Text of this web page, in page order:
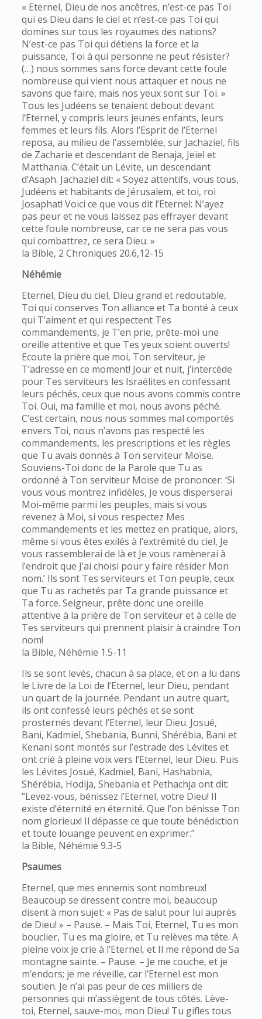
« Eternel, Dieu de nos ancêtres, n’est-ce pas Toi
qui es Dieu dans le ciel et n’est-ce pas Toi qui
domines sur tous les royaumes des nations?
N’est-ce pas Toi qui détiens la force et la
puissance, Toi à qui personne ne peut résister?
(…) nous sommes sans force devant cette foule
nombreuse qui vient nous attaquer et nous ne
savons que faire, mais nos yeux sont sur Toi. »
Tous les Judéens se tenaient debout devant
l’Eternel, y compris leurs jeunes enfants, leurs
femmes et leurs fils. Alors l’Esprit de l’Eternel
reposa, au milieu de l’assemblée, sur Jachaziel, fils
de Zacharie et descendant de Benaja, Jeïel et
Matthania. C’était un Lévite, un descendant
d’Asaph. Jachaziel dit: « Soyez attentifs, vous tous,
Judéens et habitants de Jérusalem, et toi, roi
Josaphat! Voici ce que vous dit l’Eternel: N’ayez
pas peur et ne vous laissez pas effrayer devant
cette foule nombreuse, car ce ne sera pas vous
qui combattrez, ce sera Dieu. »
la Bible, 2 Chroniques 20.6,12-15
Néhémie
Eternel, Dieu du ciel, Dieu grand et redoutable,
Toi qui conserves Ton alliance et Ta bonté à ceux
qui T’aiment et qui respectent Tes
commandements, je T’en prie, prête-moi une
oreille attentive et que Tes yeux soient ouverts!
Ecoute la prière que moi, Ton serviteur, je
T’adresse en ce moment! Jour et nuit, j’intercède
pour Tes serviteurs les Israélites en confessant
leurs péchés, ceux que nous avons commis contre
Toi. Oui, ma famille et moi, nous avons péché.
C’est certain, nous nous sommes mal comportés
envers Toi, nous n’avons pas respecté les
commandements, les prescriptions et les règles
que Tu avais donnés à Ton serviteur Moïse.
Souviens-Toi donc de la Parole que Tu as
ordonné à Ton serviteur Moïse de prononcer: ‘Si
vous vous montrez infidèles, Je vous disperserai
Moi-même parmi les peuples, mais si vous
revenez à Moi, si vous respectez Mes
commandements et les mettez en pratique, alors,
même si vous êtes exilés à l’extrémité du ciel, Je
vous rassemblerai de là et Je vous ramènerai à
l’endroit que J’ai choisi pour y faire résider Mon
nom.’ Ils sont Tes serviteurs et Ton peuple, ceux
que Tu as rachetés par Ta grande puissance et
Ta force. Seigneur, prête donc une oreille
attentive à la prière de Ton serviteur et à celle de
Tes serviteurs qui prennent plaisir à craindre Ton
nom!
la Bible, Néhémie 1.5-11
Ils se sont levés, chacun à sa place, et on a lu dans
le Livre de la Loi de l’Eternel, leur Dieu, pendant
un quart de la journée. Pendant un autre quart,
ils ont confessé leurs péchés et se sont
prosternés devant l’Eternel, leur Dieu. Josué,
Bani, Kadmiel, Shebania, Bunni, Shérébia, Bani et
Kenani sont montés sur l’estrade des Lévites et
ont crié à pleine voix vers l’Eternel, leur Dieu. Puis
les Lévites Josué, Kadmiel, Bani, Hashabnia,
Shérébia, Hodija, Shebania et Pethachja ont dit:
“Levez-vous, bénissez l’Eternel, votre Dieu! Il
existe d’éternité en éternité. Que l’on bénisse Ton
nom glorieux! Il dépasse ce que toute bénédiction
et toute louange peuvent en exprimer.”
la Bible, Néhémie 9.3-5
Psaumes
Eternel, que mes ennemis sont nombreux!
Beaucoup se dressent contre moi, beaucoup
disent à mon sujet: « Pas de salut pour lui auprès
de Dieu! » – Pause. – Mais Toi, Eternel, Tu es mon
bouclier, Tu es ma gloire, et Tu relèves ma tête. A
pleine voix je crie à l’Eternel, et Il me répond de Sa
montagne sainte. – Pause. – Je me couche, et je
m’endors; je me réveille, car l’Eternel est mon
soutien. Je n’ai pas peur de ces milliers de
personnes qui m’assiègent de tous côtés. Lève-
toi, Eternel, sauve-moi, mon Dieu! Tu gifles tous